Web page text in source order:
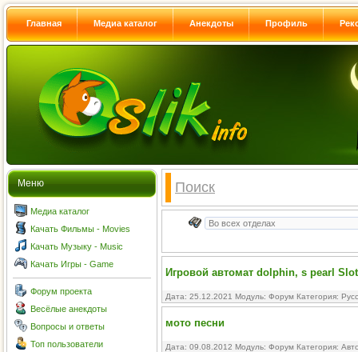
Главная Медиа каталог Анекдоты Профиль
Меню
Медиа каталог
Качать Фильмы - Movies
Качать Музыку - Music
Качать Игры - Game
Форум проекта
Весёлые анекдоты
Вопросы и ответы
Топ пользователи
Поиск
Игровой автомат dolphin, s pearl
Дата: 25.12.2021 Модуль: Форум Категория:
мото песни
Дата: 09.08.2012 Модуль: Форум Категория: